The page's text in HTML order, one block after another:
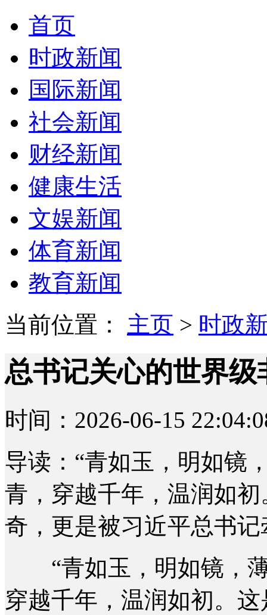
首页
时政新闻
国际新闻
社会新闻
财经新闻
健康生活
文娱新闻
体育新闻
教育新闻
当前位置： 主页 > 时政
总书记关心的世界
时间：2026-06-15
导读：“青如玉，明如镜
青，穿越千年，温润如
奇，更是被习近平总书
“青如玉，明如镜，薄
穿越千年，温润如初。